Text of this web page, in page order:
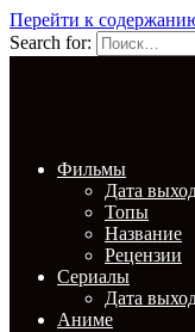
Перейти к
Search for:
Фильмы
Дата
Топы
Название
Рецензии
Сериалы
Дата
Аниме